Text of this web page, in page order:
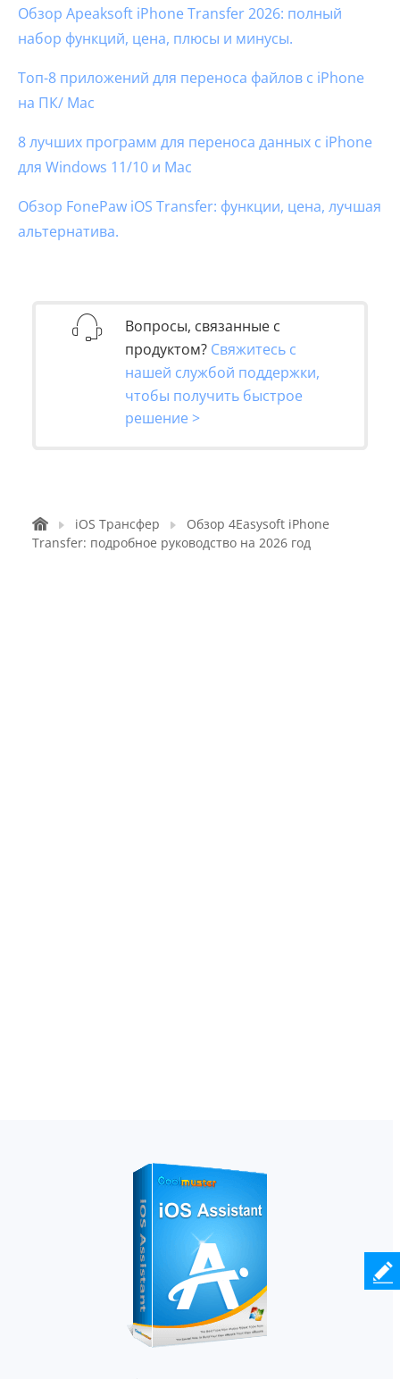
Обзор Apeaksoft iPhone Transfer 2026: полный
набор функций, цена, плюсы и минусы.
Топ-8 приложений для переноса файлов с iPhone
на ПК/ Mac
8 лучших программ для переноса данных с iPhone
для Windows 11/10 и Mac
Обзор FonePaw iOS Transfer: функции, цена, лучшая
альтернатива.
Вопросы, связанные с
продуктом? Свяжитесь с
нашей службой поддержки,
чтобы получить быстрое
решение >
iOS Трансфер
Обзор 4Easysoft iPhone
Transfer: подробное руководство на 2026 год